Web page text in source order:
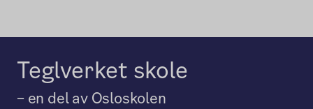
Teglverket skole
– en del av Osloskolen